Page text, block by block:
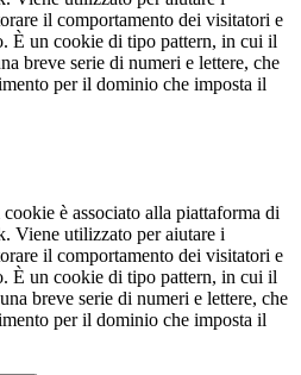
il comportamento dei visitatori e
È un cookie di tipo pattern, in cui il
breve serie di numeri e lettere, che
per il dominio che imposta il
è associato alla piattaforma di
Viene utilizzato per aiutare i
il comportamento dei visitatori e
È un cookie di tipo pattern, in cui il
breve serie di numeri e lettere, che
per il dominio che imposta il